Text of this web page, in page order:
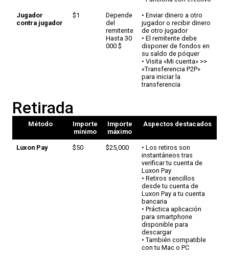
Jugador
contra jugador
$1
Depende
del
remitente
Hasta 30
000 $
• Enviar dinero a otro
jugador o recibir dinero
de otro jugador
• El remitente debe
disponer de fondos en
su saldo de póquer
• Visita «Mi cuenta» >>
«Transferencia P2P»
para iniciar la
transferencia
monedero
electrónico
• Crea tu cuenta gratis
• Se ofrecen ingresos
Tarjetas de
Varía
Varía
• Rápido y fácil de usar
• No es necesario
registrarse para crear
una cuenta de pago
independiente
• La aceptación
depende de la región y
del tipo de tarjeta
• Se admiten
MasterCard, Visa,
Discover y Amex en
algunos países
* Se aplica una
comisión de
Retirada
Método
Importe
mínimo
Importe
máximo
Aspectos destacados
Luxon Pay $50 $25,000
• Los retiros son
instantáneos tras
verificar tu cuenta de
Luxon Pay
• Retiros sencillos
desde tu cuenta de
Luxon Pay a tu cuenta
bancaria
• Práctica aplicación
para smartphone
disponible para
descargar
• También compatible
con tu Mac o PC